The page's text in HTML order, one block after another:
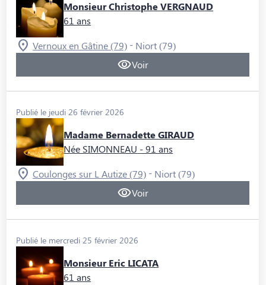
Monsieur Christophe VERGNAUD
61 ans
Vernoux en Gâtine (79) - Niort (79)
Voir
Publié le jeudi 26 février 2026
Madame Bernadette GIRAUD
Née SIMONNEAU - 91 ans
Coulonges sur L Autize (79) - Niort (79)
Voir
Publié le mercredi 25 février 2026
Monsieur Eric LICATA
61 ans